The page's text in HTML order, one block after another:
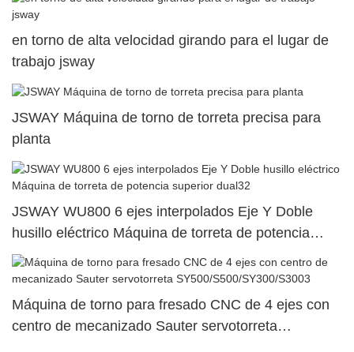
en torno de alta velocidad girando para el lugar de
trabajo jsway
JSWAY Máquina de torno de torreta precisa para
planta
JSWAY WU800 6 ejes interpolados Eje Y Doble
husillo eléctrico Máquina de torreta de potencia
superior dual32
Máquina de torno para fresado CNC de 4 ejes con
centro de mecanizado Sauter servotorreta